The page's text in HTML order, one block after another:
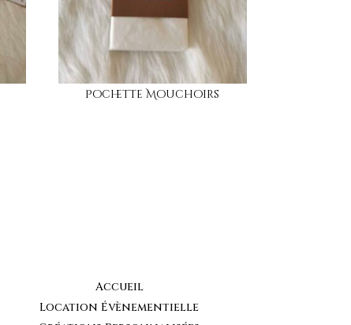
Pochette Mouchoirs
Accueil
Location Évènementielle